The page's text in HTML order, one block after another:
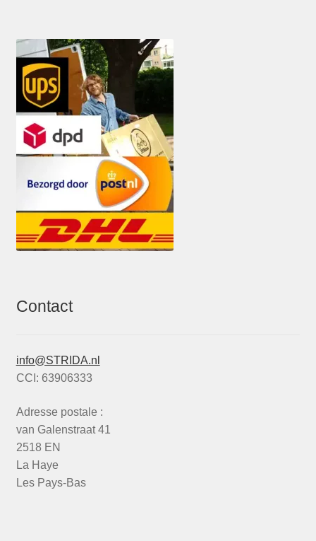
Contact
info@STRIDA.nl
CCI: 63906333
Adresse postale :
van Galenstraat 41
2518 EN
La Haye
Les Pays-Bas